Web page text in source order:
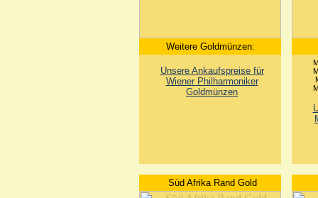
Weitere Goldmünzen:
Unsere Ankaufspreise für
Wiener Philharmoniker
Goldmünzen
Süd Afrika Rand Gold